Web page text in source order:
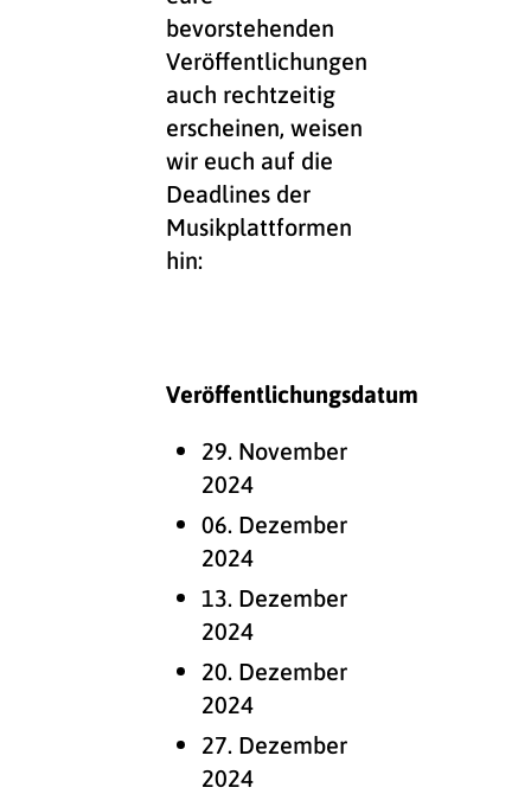
bevorstehenden
Veröffentlichungen
auch rechtzeitig
erscheinen, weisen
wir euch auf die
Deadlines der
Musikplattformen
hin:
Veröffentlichungsdatum
29. November
2024
06. Dezember
2024
13. Dezember
2024
20. Dezember
2024
27. Dezember
2024